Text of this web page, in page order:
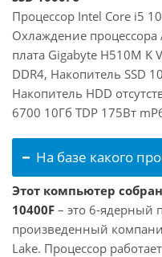
Процессор Intel Core i5
Охлаждение процессора
плата Gigabyte H510M K
DDR4, Накопитель SSD
Накопитель HDD
6700 10Гб TDP 175Вт
На базе какого
Этот компьютер
10400F – это 6-ядерный
произведенный
Lake. Процессор